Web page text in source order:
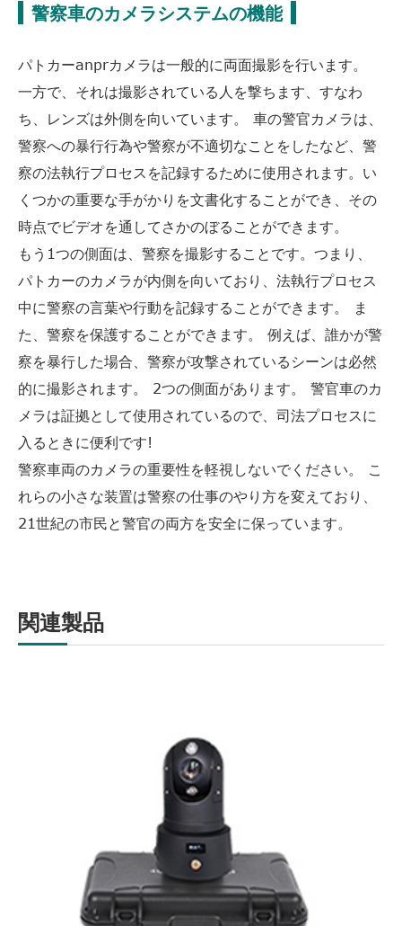
警察車のカメラシステムの機能
パトカーanprカメラは一般的に両面撮影を行います。
一方で、それは撮影されている人を撃ちます、すなわ
ち、レンズは外側を向いています。 車の警官カメラは、
警察への暴行行為や警察が不適切なことをしたなど、警
察の法執行プロセスを記録するために使用されます。い
くつかの重要な手がかりを文書化することができ、その
時点でビデオを通してさかのぼることができます。
もう1つの側面は、警察を撮影することです。つまり、
パトカーのカメラが内側を向いており、法執行プロセス
中に警察の言葉や行動を記録することができます。 ま
た、警察を保護することができます。 例えば、誰かが警
察を暴行した場合、警察が攻撃されているシーンは必然
的に撮影されます。 2つの側面があります。 警官車のカ
メラは証拠として使用されているので、司法プロセスに
入るときに便利です!
警察車両のカメラの重要性を軽視しないでください。 こ
れらの小さな装置は警察の仕事のやり方を変えており、
21世紀の市民と警官の両方を安全に保っています。
関連製品